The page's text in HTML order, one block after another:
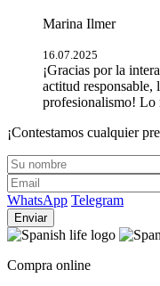
Marina Ilmer
16.07.2025
¡Gracias por la
actitud responsable,
profesionalismo! Lo
¡Contestamos cualquier
WhatsApp Telegram
Enviar
Compra online